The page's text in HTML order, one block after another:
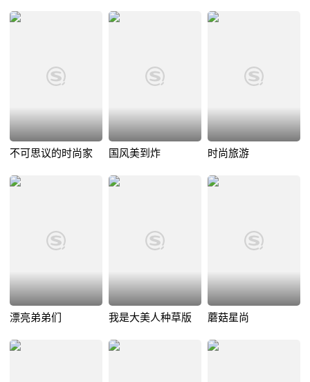
不可思议的时尚家 国风美到炸 时尚旅游
漂亮弟弟们 我是大美人种草版 蘑菇星尚